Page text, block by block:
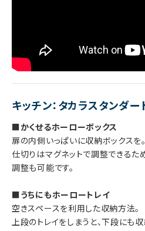
キッチン：タカラスタンダ
■かくせるホーローボックス
扉の内側いっぱいに収納ボックスを。
仕切りはマグネットで調整できるた
調整も可能です。
■うちにもホーロートレイ
空きスペースを利用した収納方法。
上段のトレイをしまうと、下段にも収